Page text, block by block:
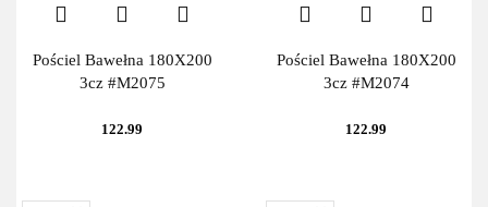
Pościel Bawełna 180X200
3cz #M2075
122.99
Pościel Bawełna 180X200
3cz #M2074
122.99